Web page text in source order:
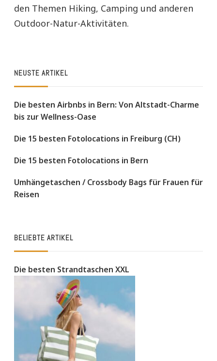
den Themen Hiking, Camping und anderen
Outdoor-Natur-Aktivitäten.
NEUSTE ARTIKEL
Die besten Airbnbs in Bern: Von Altstadt-Charme
bis zur Wellness-Oase
Die 15 besten Fotolocations in Freiburg (CH)
Die 15 besten Fotolocations in Bern
Umhängetaschen / Crossbody Bags für Frauen für
Reisen
BELIEBTE ARTIKEL
Die besten Strandtaschen XXL